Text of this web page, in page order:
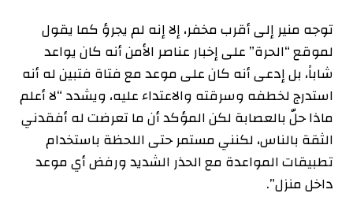
توجه منير إلى أقرب مخفر، إلا إنه لم يجرؤ كما يقول
لموقع “الحرة” على إخبار عناصر الأمن أنه كان يواعد
شاباً، بل إدعى أنه كان على موعد مع فتاة فتبين له أنه
استدرج لخطفه وسرقته والاعتداء عليه، ويشدد “لا أعلم
ماذا حلّ بالعصابة لكن المؤكد أن ما تعرضت له أفقدني
الثقة بالناس، لكنني مستمر حتى اللحظة باستخدام
تطبيقات المواعدة مع الحذر الشديد ورفض أي موعد
داخل منزل”.